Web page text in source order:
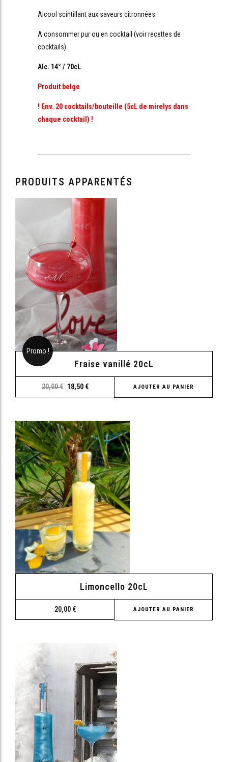
Alcool scintillant aux saveurs citronnées.
A consommer pur ou en cocktail (voir recettes de
cocktails).
Alc. 14° / 70cL
Produit belge
! Env. 20 cocktails/bouteille (5cL de mirelys dans
chaque cocktail) !
PRODUITS APPARENTÉS
Promo !
Fraise vanillé 20cL
20,00€ 18,50 € AJOUTER AU PANIER
Limoncello 20cL
20,00 € AJOUTER AU PANIER